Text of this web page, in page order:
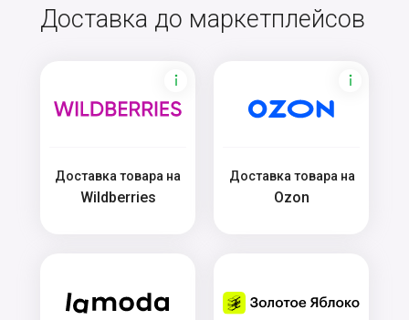
Доставка до маркетплейсов
Wildberries
Доставка товара на
Ozon
Доставка товара на